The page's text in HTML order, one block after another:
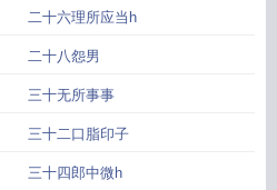
二十六理所应当h
二十八怨男
三十无所事事
三十二口脂印子
三十四郎中微h